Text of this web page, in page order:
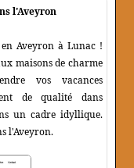
l'Aveyron
Aveyron à Lunac !
maisons de charme
vos vacances
de qualité dans
un cadre idyllique.
l'Aveyron.